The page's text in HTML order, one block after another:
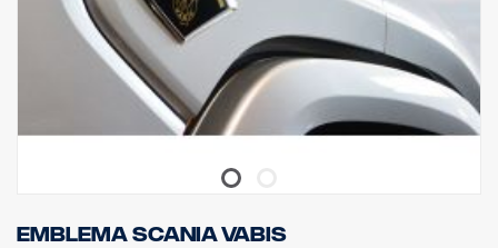
Emblema Scania Vabis